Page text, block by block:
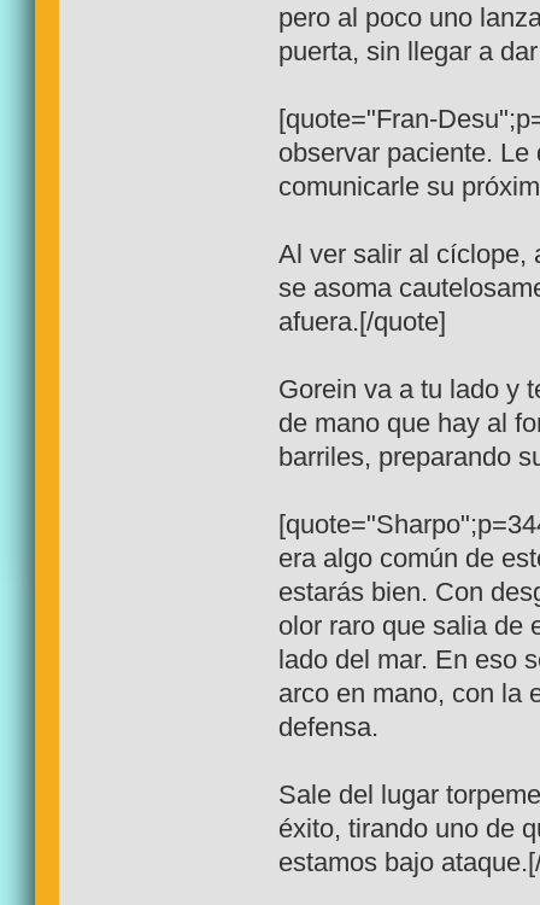
pero al poco uno
puerta, sin llegar a
[quote="Fran-
observar paciente.
comunicarle su
Al ver salir al cíclope,
se asoma
afuera.[/quote]
Gorein va a tu lado y
de mano que hay al
barriles, preparando
era algo común de
estarás bien. Con
olor raro que salia de
lado del mar. En eso
arco en mano, con la
defensa.
Sale del lugar
éxito, tirando uno de
estamos bajo